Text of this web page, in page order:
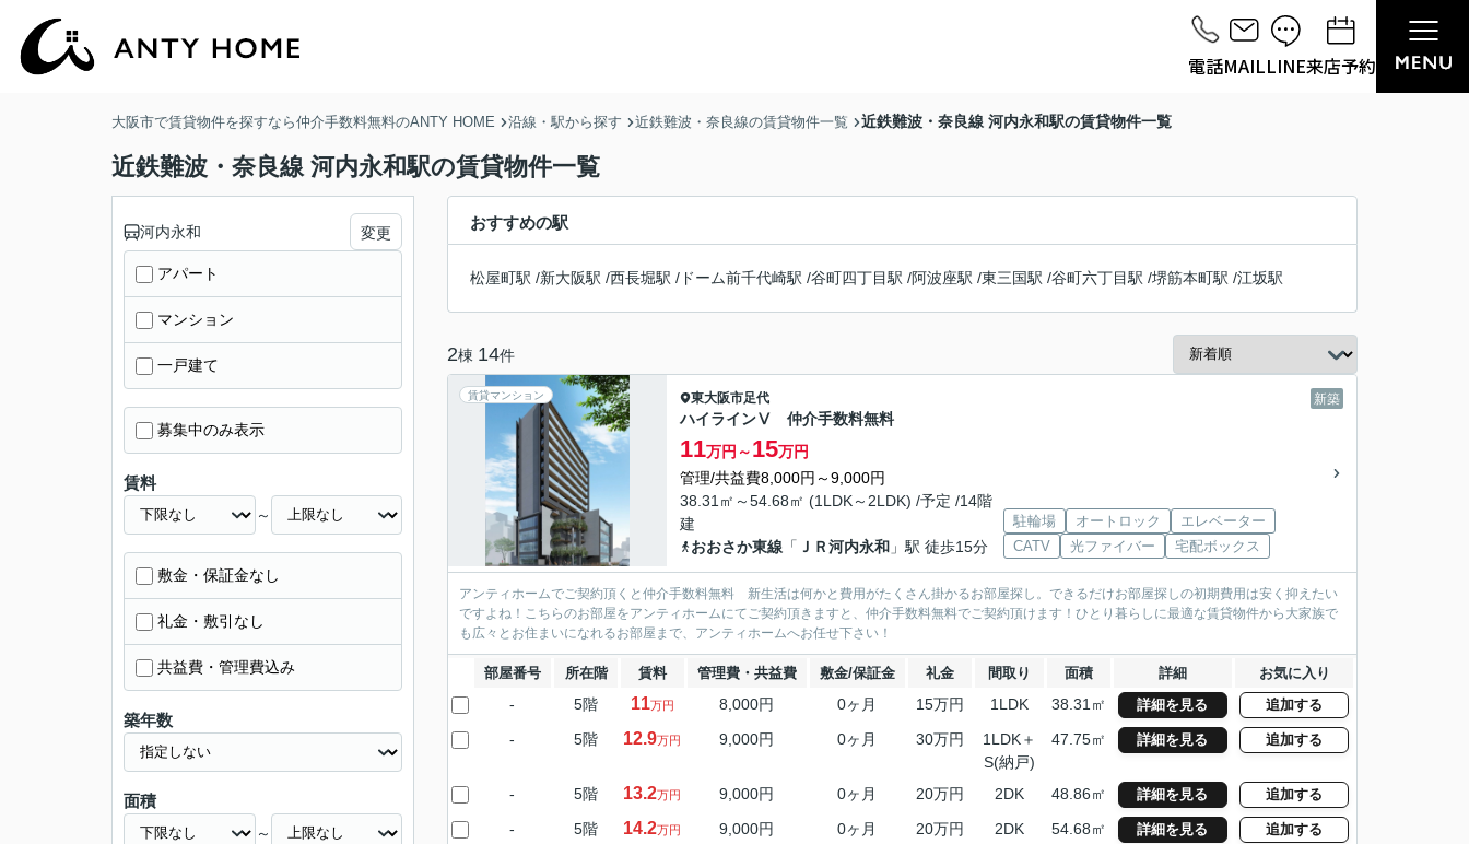
電話MAILLINE来店予約
大阪市で賃貸物件を探すなら仲介手数料無料のANTY HOME 沿線・駅から探す 近鉄難波・奈良線の賃貸物件一覧 近鉄難波・奈良線 河内永和駅の賃貸物件一覧
近鉄難波・奈良線 河内永和駅の賃貸物件一覧
おすすめの駅
松屋町駅 /新大阪駅 /西長堀駅 / ドーム前千代崎駅 /谷町四丁目駅 /阿波座駅 /東三国駅 /谷町六丁目駅 /堺筋本町駅 /江坂駅
2棟 14件
賃貸マンション 新築
東大阪市足代
ハイラインⅤ 仲介手数料無料
11万円～15万円
管理/共益費8,000円～9,000円
38.31㎡～54.68㎡ (1LDK～2LDK) /予定 /14階
建
おおさか東線 「 ＪＲ河内永和 」駅 徒歩15分
駐輪場 オートロック
エレベーター
CATV
光ファイバー 宅配ボックス
アンティホームでご契約頂くと仲介手数料無料 新生活は何かと費用がたくさん掛かるお部屋探し。できるだけお部屋探しの初期費用は安く抑えたい
ですよね！こちらのお部屋をアンティホームにてご契約頂きますと、仲介手数料無料でご契約頂けます！ひとり暮らしに最適な賃貸物件から大家族で
も広々とお住まいになれるお部屋まで、アンティホームへお任せ下さい！
部屋番号 所在階 賃料 管理費・共益費 敷金/保証金 礼金 間取り 面積 詳細 お気に入り
- 5階 11万円 8,000円 0ヶ月 15万円 1LDK 38.31㎡ 詳細を見る 追加する
- 5階 12.9万円 9,000円 0ヶ月 30万円
1LDK＋
S(納戸)
47.75㎡ 詳細を見る 追加する
- 5階 13.2万円 9,000円 0ヶ月 20万円 2DK 48.86㎡ 詳細を見る 追加する
- 5階 14.2万円 9,000円 0ヶ月 20万円 2DK 54.68㎡ 詳細を見る 追加する
河内永和 変更
アパート
マンション
一戸建て
募集中のみ表示
賃料
～
敷金・保証金なし
礼金・敷引なし
共益費・管理費込み
築年数
面積
～